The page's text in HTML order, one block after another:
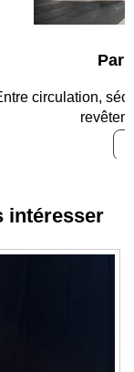
durabilité des
intéresser